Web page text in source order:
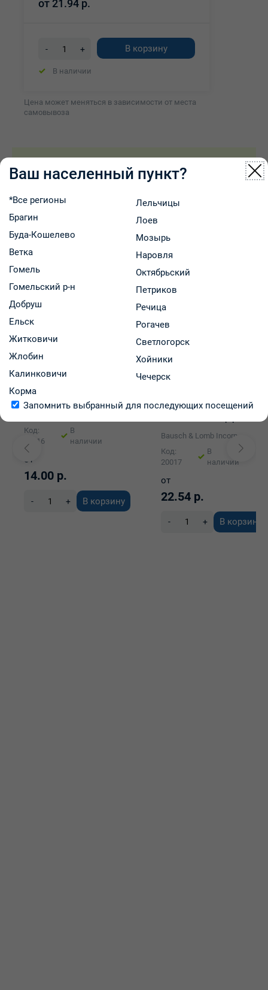
от 21.94 р.
- + В корзину
В наличии
Цена может меняться в зависимости от места
самовывоза
Описание товара
Вас может заинтересовать
Раствор для
ReNu MultiPlus р-р
120мл флакон с
контейнером для
линз №1
Код:
20016
В
наличии
от
14.00 р.
- + В корзину
контактных линз
контейнером для
линз №1
Код:
20017
В
наличии
от
22.54 р.
- + В корзину
Ваш населенный пункт?
*Все регионы
Брагин
Буда-Кошелево
Ветка
Гомель
Гомельский р-н
Добруш
Ельск
Житковичи
Жлобин
Калинковичи
Корма
Лельчицы
Лоев
Мозырь
Наровля
Октябрьский
Петриков
Речица
Рогачев
Светлогорск
Хойники
Чечерск
Запомнить выбранный для последующих посещений